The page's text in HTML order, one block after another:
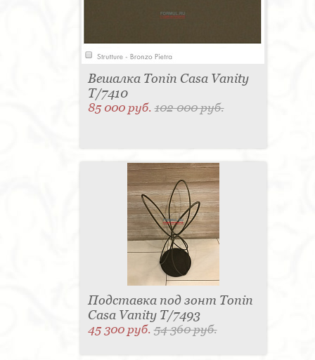
Вешалка Tonin Casa Vanity
T/7410
85 000 руб.102 000 руб.
Подставка под зонт Tonin
Casa Vanity T/7493
45 300 руб.54 360 руб.